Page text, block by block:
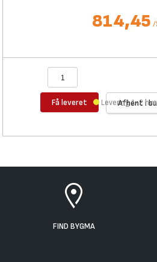
814,45 /
Få leveret Afhent i
Levering 1-2
FIND BYGMA